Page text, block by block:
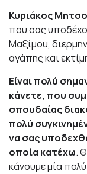
Κυριάκος
που σας
Μαξίμου,
αγάπης και
Είναι πολύ
κάνετε, που
σπουδαίας
πολύ
να σας
οποία κατέχω.
κάνουμε μία